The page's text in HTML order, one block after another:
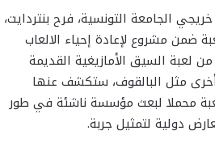
الجامعة التونسية، فرح بنتردايت،
ضمن مشروع لإعادة إحياء الالعاب
لعبة السيق الأمازيغية القديمة
مثل البالقوف، ستكشف عنها
محملا لبعث مؤسسة ناشئة في طور
دولية لتمثيل جربة.